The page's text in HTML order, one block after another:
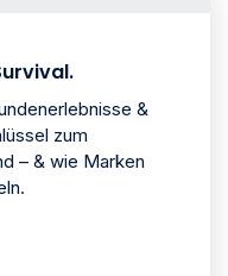
&
zum
– & wie Marken